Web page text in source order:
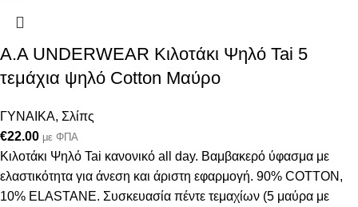
A.A UNDERWEAR Κιλοτάκι Ψηλό Tai 5
τεμάχια ψηλό Cotton Μαύρο
ΓΥΝΑΙΚΑ, Σλίπς
€22.00 με ΦΠΑ
Κιλοτάκι Ψηλό Tai κανονικό all day. Βαμβακερό ύφασμα με
ελαστικότητα για άνεση και άριστη εφαρμογή. 90% COTTON,
10% ELASTANE. Συσκευασία πέντε τεμαχίων (5 μαύρα με